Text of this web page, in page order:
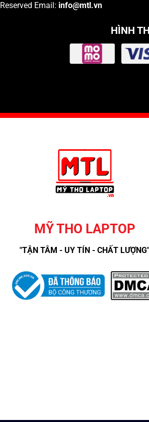
Reserved Email: info@mtl.vn
HÌNH
MỸ THO LAPTOP
"TẬN TÂM - UY TÍN - CHẤT LƯỢNG"